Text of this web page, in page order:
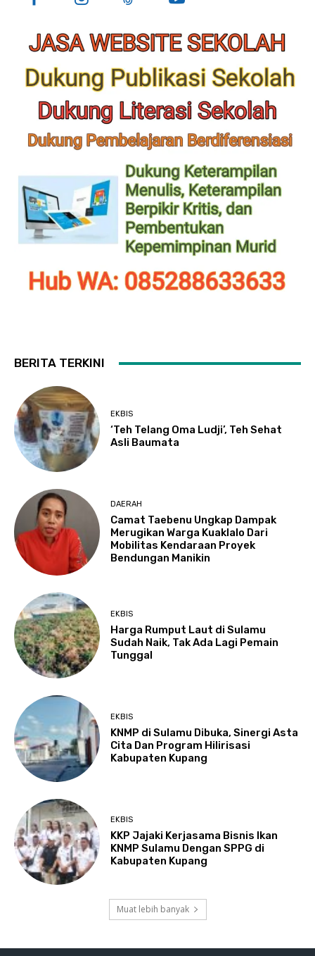
BERITA TERKINI
EKBIS
‘Teh Telang Oma Ludji’, Teh Sehat
Asli Baumata
DAERAH
Camat Taebenu Ungkap Dampak
Merugikan Warga Kuaklalo Dari
Mobilitas Kendaraan Proyek
Bendungan Manikin
EKBIS
Harga Rumput Laut di Sulamu
Sudah Naik, Tak Ada Lagi Pemain
Tunggal
EKBIS
KNMP di Sulamu Dibuka, Sinergi Asta
Cita Dan Program Hilirisasi
Kabupaten Kupang
EKBIS
KKP Jajaki Kerjasama Bisnis Ikan
KNMP Sulamu Dengan SPPG di
Kabupaten Kupang
Muat lebih banyak